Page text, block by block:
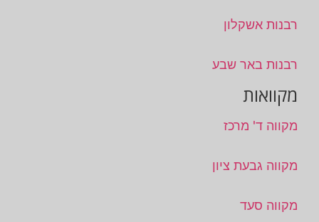
רבנות אשקלון
רבנות באר שבע
מקוואות
מקווה ד' מרכז
מקווה גבעת ציון
מקווה סעד